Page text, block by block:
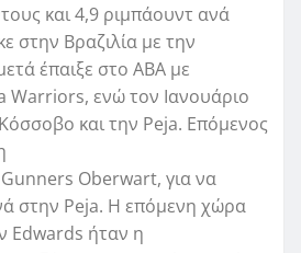
και 4,9 ριμπάουντ ανά
στην Βραζιλία με την
έπαιξε στο ABA με
Warriors, ενώ τον Ιανουάριο
και την Peja. Επόμενος
Gunners Oberwart, για να
στην Peja. Η επόμενη χώρα
Edwards ήταν η